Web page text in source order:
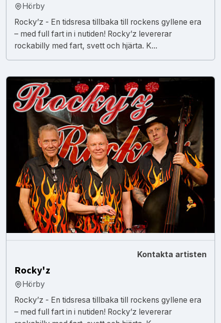
Hörby
Rocky’z - En tidsresa tillbaka till rockens gyllene era
– med full fart in i nutiden! Rocky’z levererar
rockabilly med fart, svett och hjärta. K...
Kontakta artisten
Rocky'z
Hörby
Rocky’z - En tidsresa tillbaka till rockens gyllene era
– med full fart in i nutiden! Rocky’z levererar